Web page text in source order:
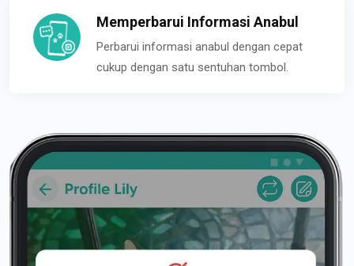
Memperbarui Informasi Anabul
Perbarui informasi anabul dengan cepat
cukup dengan satu sentuhan tombol.